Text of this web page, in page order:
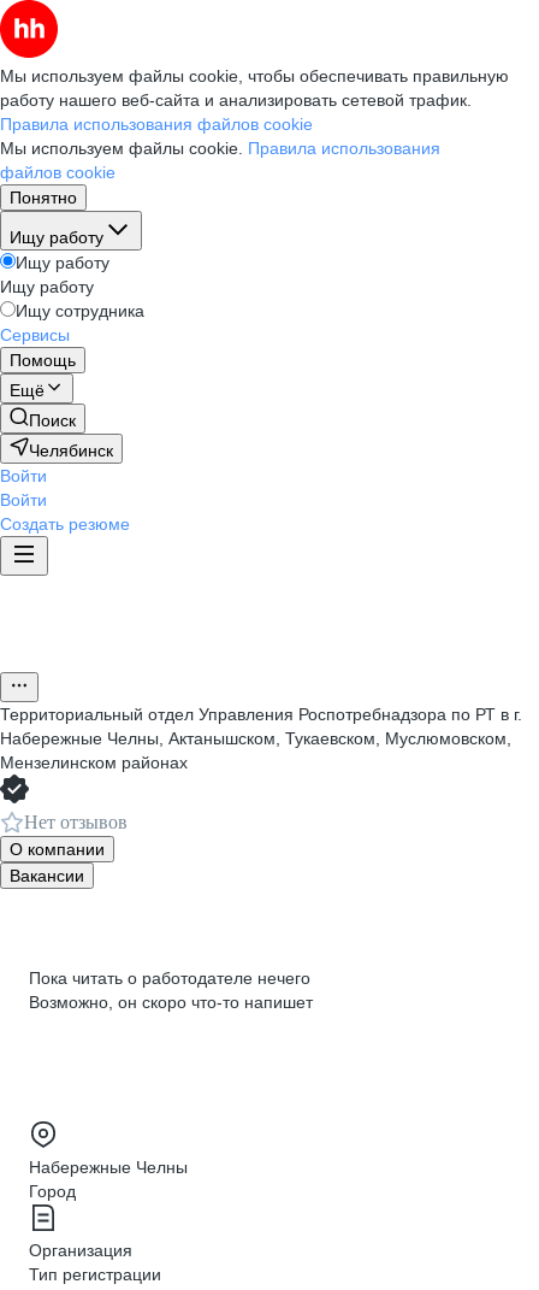
Мы используем файлы cookie, чтобы обеспечивать правильную
работу нашего веб-сайта и анализировать сетевой трафик.
Правила использования файлов cookie
Мы используем файлы cookie. Правила использования
файлов cookie
Понятно
Ищу работу
Ищу работу
Ищу работу
Ищу сотрудника
Сервисы
Помощь
Ещё
Поиск
Челябинск
Войти
Войти
Создать резюме
Территориальный отдел Управления Роспотребнадзора по РТ в г.
Набережные Челны, Актанышском, Тукаевском, Муслюмовском,
Мензелинском районах
Нет отзывов
О компании
Вакансии
Пока читать о работодателе нечего
Возможно, он скоро что‑то напишет
Набережные Челны
Город
Организация
Тип регистрации